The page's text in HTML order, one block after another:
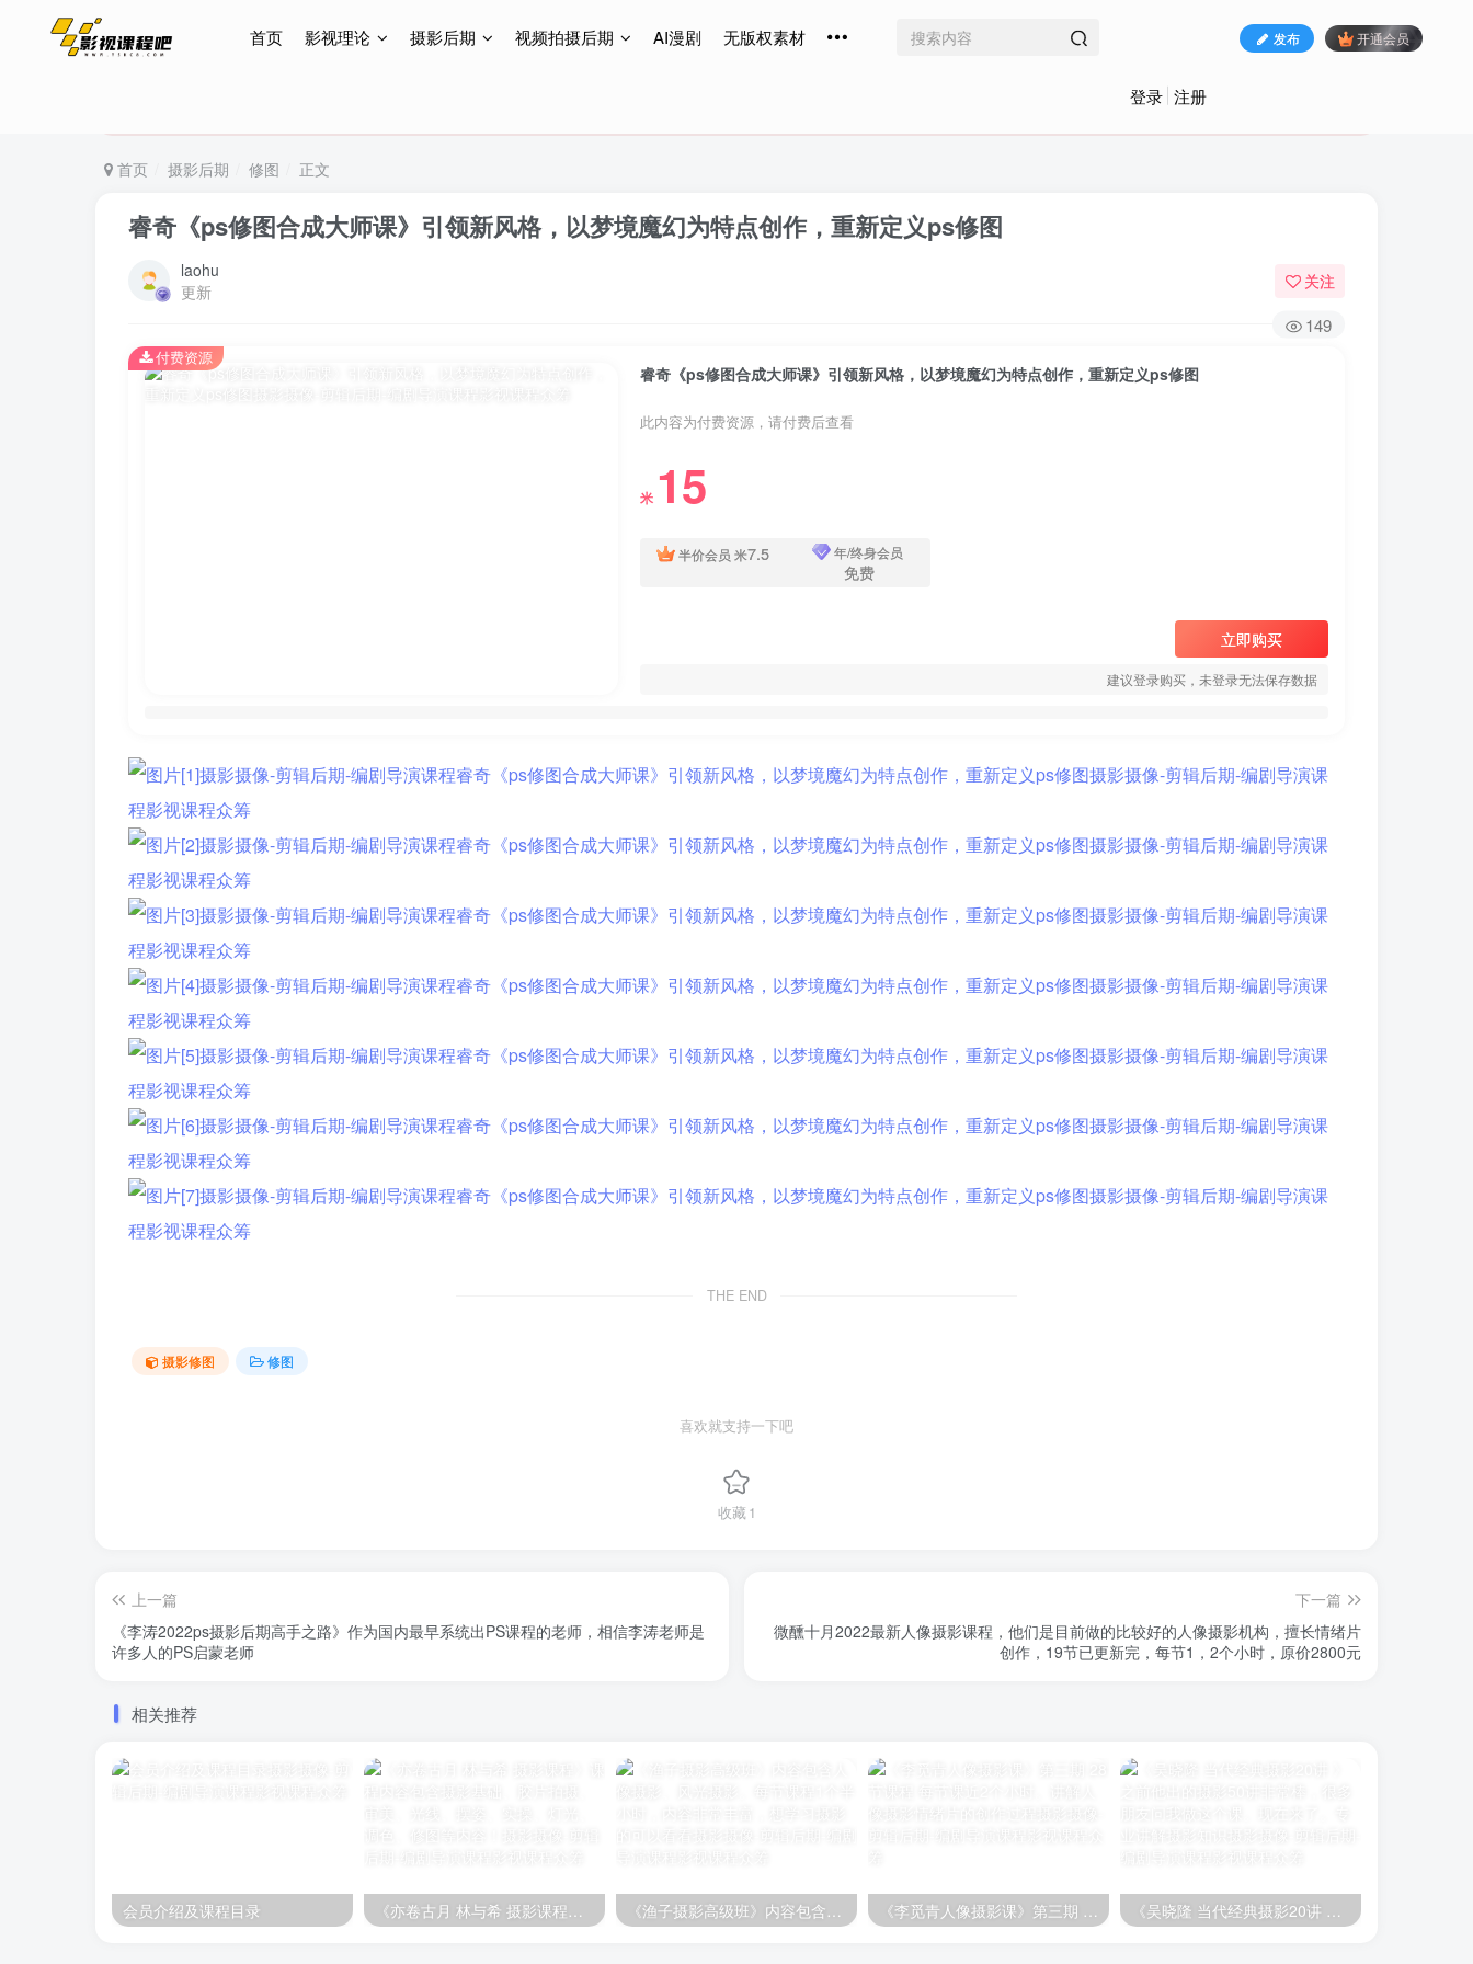
首页 影视理论 摄影后期 视频拍摄后期 AI漫剧 无版权素材 发布 开通会员
登录 注册
特惠终身会员299元，网站所有内容都可观看，终身免费更新
首页 摄影后期 修图 正文
睿奇《ps修图合成大师课》引领新风格，以梦境魔幻为特点创作，重新定义ps修图
laohu
更新
关注
149
睿奇《ps修图合成大师课》引领新风格，以梦境魔幻为特点创作，重新定义ps修图
此内容为付费资源，请付费后查看
米 15
半价会员 米7.5 年/终身会员
免费
立即购买
建议登录购买，未登录无法保存数据
付费资源
THE END
摄影修图 修图
喜欢就支持一下吧
收藏1
上一篇
《李涛2022ps摄影后期高手之路》作为国内最早系统出PS课程的老师，相信李涛老师是
许多人的PS启蒙老师
下一篇
微醺十月2022最新人像摄影课程，他们是目前做的比较好的人像摄影机构，擅长情绪片
创作，19节已更新完，每节1，2个小时，原价2800元
相关推荐
会员介绍及课程目录 《亦卷古月 林与希 摄影课程》课程内容包含摄影基础、胶片拍摄、审美、光线、摆姿、实操、灯光、调色、修图等内容！ 《渔子摄影高级班》内容包含人像摄影、风光摄影。每节课程1个半小时，内容非常丰富，想学习摄影的可以看看 《李觅青人像摄影课》第三期 28节课程 每节课近2个小时。讲解人像摄影情绪片的创作过程 《吴晓隆 当代经典摄影20讲 》之前他出的摄影50讲非常棒，很多朋友问我做这个课。现在来了。专业讲解摄影知识